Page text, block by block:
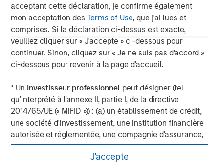
acceptant cette déclaration, je confirme également
mon acceptation desTerms of Use, que j'ai lues et
comprises. Si la déclaration ci-dessus est exacte,
veuillez cliquer sur « J'accepte » ci-dessous pour
continuer. Sinon, cliquez sur « Je ne suis pas d'accord »
ci-dessous pour revenir à la page d'accueil.
* Un Investisseur professionnel peut désigner (tel
qu’interprété à l’annexe II, partie I, de la directive
2014/65/UE (« MiFID »)) : (a) un établissement de crédit,
une société d'investissement, une institution financière
autorisée et réglementée, une compagnie d'assurance,
un organisme de placement collectif ou la société de
gestion de cet organisme, un fonds de pension ou la
J'accepte